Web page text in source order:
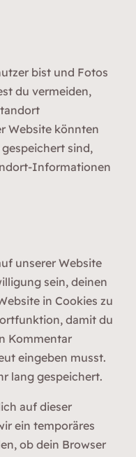
bist und Fotos
du vermeiden,
Website könnten
sind,
Informationen
unserer Website
sein, deinen
in Cookies zu
damit du
Kommentar
eingeben musst.
lang gespeichert.
auf dieser
ein temporäres
ob dein Browser